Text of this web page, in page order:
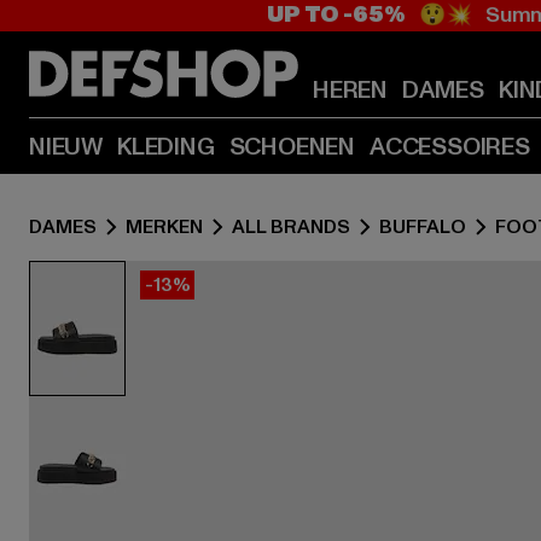
UP TO -65% 😲💥
HEREN DAMES
NIEUW KLEDING SCHOENEN ACCESSOIRES
DAMES MERKEN ALL BRANDS BUFFALO
-13%